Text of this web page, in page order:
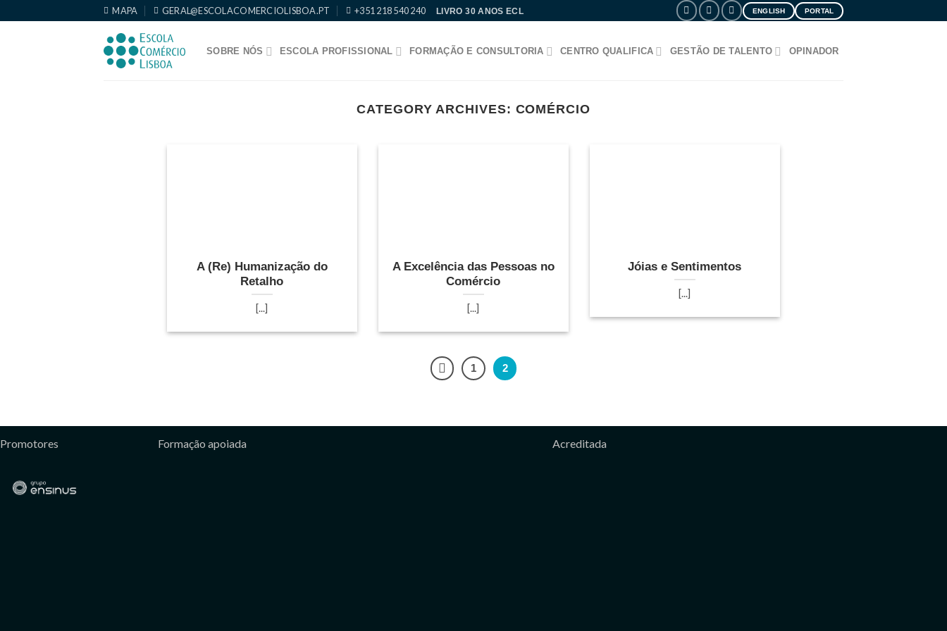
to
MAPA GERAL@ESCOLACOMERCIOLISBOA.PT +351 218 540 240 LIVRO 30 ANOS ECL ENGLISH PORTAL
SOBRE NÓS ESCOLA PROFISSIONAL FORMAÇÃO E CONSULTORIA CENTRO QUALIFICA GESTÃO DE TALENTO OPINADOR
CATEGORY ARCHIVES: COMÉRCIO
A (Re) Humanização do
Retalho
[...]
A Excelência das Pessoas no
Comércio
[...]
Jóias e Sentimentos
[...]
1 2
Promotores Formação apoiada Acreditada